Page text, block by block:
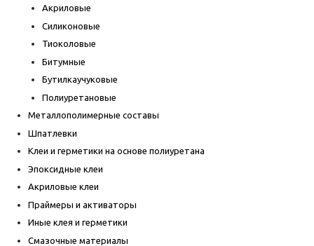
Акриловые
Силиконовые
Тиоколовые
Битумные
Бутилкаучуковые
Полиуретановые
Металлополимерные составы
Шпатлевки
Клеи и герметики на основе полиуретана
Эпоксидные клеи
Акриловые клеи
Праймеры и активаторы
Иные клея и герметики
Смазочные материалы